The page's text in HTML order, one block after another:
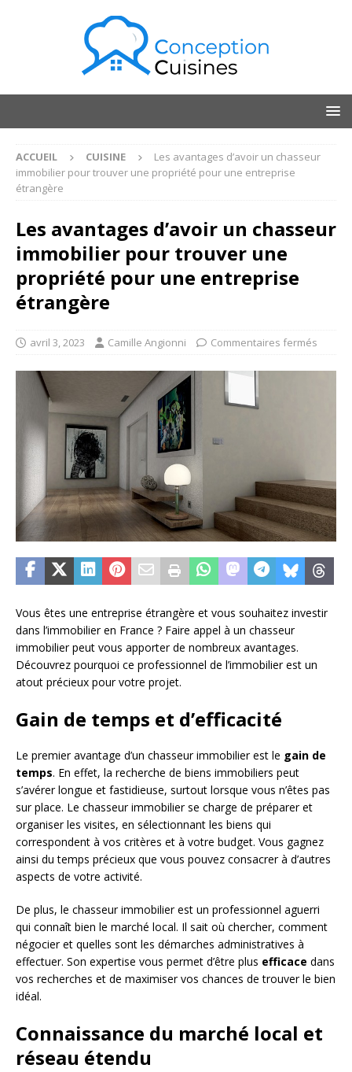
ACCUEIL CUISINE
Les avantages d’avoir un chasseur
immobilier pour trouver une propriété pour une entreprise
étrangère
Les avantages d’avoir un chasseur
immobilier pour trouver une
propriété pour une entreprise
étrangère
avril 3, 2023 Camille Angionni Commentaires fermés
Vous êtes une entreprise étrangère et vous souhaitez investir
dans l’immobilier en France ? Faire appel à un chasseur
immobilier peut vous apporter de nombreux avantages.
Découvrez pourquoi ce professionnel de l’immobilier est un
atout précieux pour votre projet.
Gain de temps et d’efficacité
Le premier avantage d’un chasseur immobilier est le gain de
temps. En effet, la recherche de biens immobiliers peut
s’avérer longue et fastidieuse, surtout lorsque vous n’êtes pas
sur place. Le chasseur immobilier se charge de préparer et
organiser les visites, en sélectionnant les biens qui
correspondent à vos critères et à votre budget. Vous gagnez
ainsi du temps précieux que vous pouvez consacrer à d’autres
aspects de votre activité.
De plus, le chasseur immobilier est un professionnel aguerri
qui connaît bien le marché local. Il sait où chercher, comment
négocier et quelles sont les démarches administratives à
effectuer. Son expertise vous permet d’être plus efficace dans
vos recherches et de maximiser vos chances de trouver le bien
idéal.
Connaissance du marché local et
réseau étendu